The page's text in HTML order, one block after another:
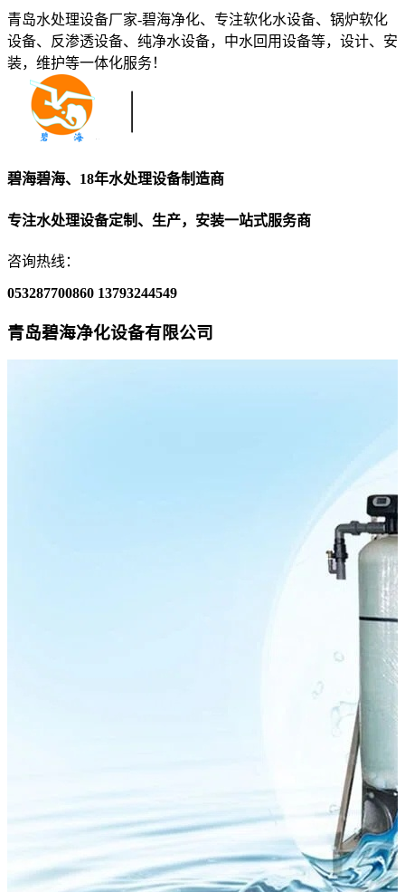
青岛水处理设备厂家-碧海净化、专注软化水设备、锅炉软化
设备、反渗透设备、纯净水设备，中水回用设备等，设计、安
装，维护等一体化服务！
碧海碧海、18年水处理设备制造商
专注水处理设备定制、生产，安装一站式服务商
咨询热线：
053287700860 13793244549
青岛碧海净化设备有限公司